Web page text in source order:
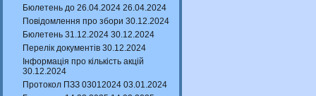
Бюлетень до 26.04.2024 26.04.2024
Повідомлення про збори 30.12.2024
Бюлетень 31.12.2024 30.12.2024
Перелік документів 30.12.2024
Інформація про кількість акцій
30.12.2024
Протокол ПЗЗ 03012024 03.01.2024